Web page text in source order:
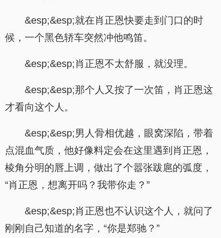
&esp;&esp;就在肖正恩快要走到门口的时
候，一个黑色轿车突然冲他鸣笛。
&esp;&esp;肖正恩不太舒服，就没理。
&esp;&esp;那个人又按了一次笛，肖正恩这
才看向这个人。
&esp;&esp;男人骨相优越，眼窝深陷，带着
点混血气质，他好像料定会在这里遇到肖正恩，
棱角分明的唇上调，做出了个嚣张跋扈的弧度，
“肖正恩，想离开吗？我带你走？”
&esp;&esp;肖正恩也不认识这个人，就问了
刚刚自己知道的名字，“你是郑驰？”